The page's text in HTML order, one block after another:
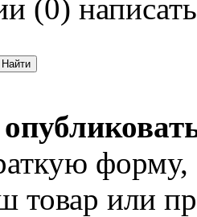
(0) написать
товар или